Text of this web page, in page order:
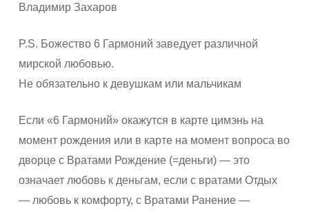
Владимир Захаров
P.S. Божество 6 Гармоний заведует различной
мирской любовью.
Не обязательно к девушкам или мальчикам
Если «6 Гармоний» окажутся в карте цимэнь на
момент рождения или в карте на момент вопроса во
дворце с Вратами Рождение (=деньги) — это
означает любовь к деньгам, если с вратами Отдых
— любовь к комфорту, с Вратами Ранение —